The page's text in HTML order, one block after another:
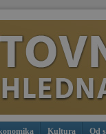
Kultura Od